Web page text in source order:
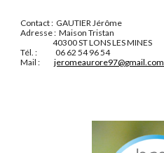
Contact :  GAUTIER Jérôme
Adresse :  Maison Tristan
                       40300 ST LONS LES MINES
Tél. :             06 62 54 96 54
Mail : jeromeaurore97@gmail.com